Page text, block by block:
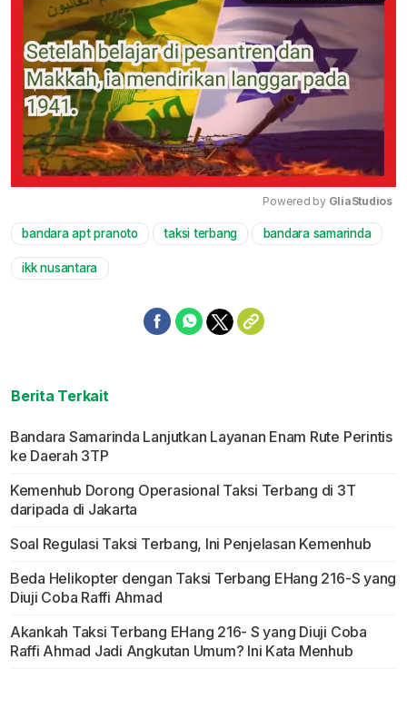
Mute
Powered by GliaStudios
bandara apt pranoto taksi terbang bandara samarinda
ikk nusantara
Berita Terkait
Bandara Samarinda Lanjutkan Layanan Enam Rute Perintis
ke Daerah 3TP
Kemenhub Dorong Operasional Taksi Terbang di 3T
daripada di Jakarta
Soal Regulasi Taksi Terbang, Ini Penjelasan Kemenhub
Beda Helikopter dengan Taksi Terbang EHang 216-S yang
Diuji Coba Raffi Ahmad
Akankah Taksi Terbang EHang 216- S yang Diuji Coba
Raffi Ahmad Jadi Angkutan Umum? Ini Kata Menhub